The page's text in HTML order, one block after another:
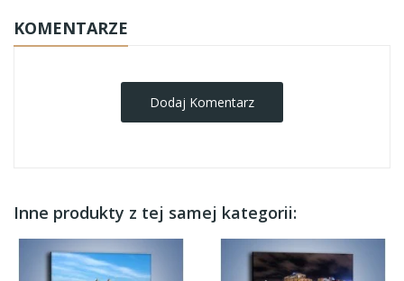
KOMENTARZE
Dodaj Komentarz
Inne produkty z tej samej kategorii: